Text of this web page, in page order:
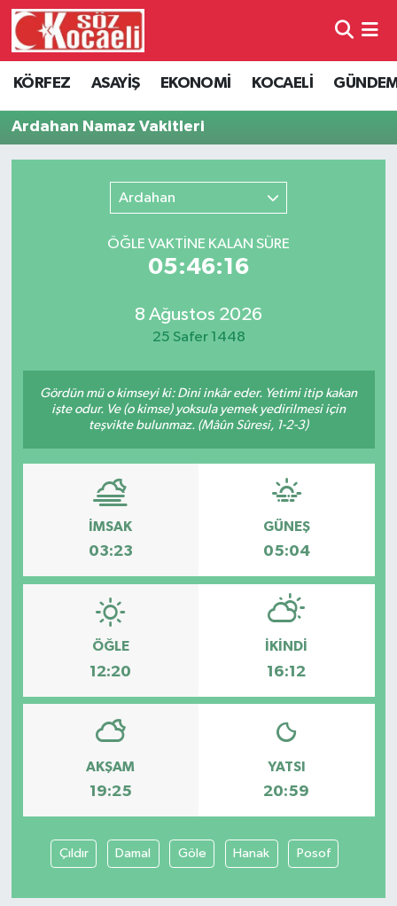
KÖRFEZ ASAYİŞ EKONOMİ KOCAELİ
Ardahan Namaz Vakitleri
Ardahan
ÖĞLE VAKTİNE KALAN SÜRE
05:46:16
8 Ağustos 2026
25 Safer 1448
Gördün mü o kimseyi ki: Dini inkâr eder. Yetimi itip kakan
işte odur. Ve (o kimse) yoksula yemek yedirilmesi için
teşvikte bulunmaz. (Mâûn Sûresi, 1-2-3)
İMSAK
03:23
GÜNEŞ
05:04
ÖĞLE
12:20
İKINDI
16:12
AKŞAM
19:25
YATSI
20:59
Çıldır Damal Göle Hanak Posof
Kocaeli Hava Durumu
Kocaeli Namaz Vakitleri
Kocaeli Trafik Yoğunluk Haritası
Süper Lig Puan Durumu ve Fikstür
Son Dakika Haberleri